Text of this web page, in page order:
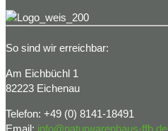
So sind wir erreichbar:
Am Eichbüchl 1
82223 Eichenau
Telefon: +49 (0) 8141-18491
Email: info@naturwarenhaus-ffb.de